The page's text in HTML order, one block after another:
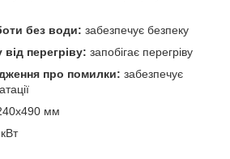
без води: забезпечує безпеку
від перегріву: запобігає перегріву
про помилки: забезпечує
мм